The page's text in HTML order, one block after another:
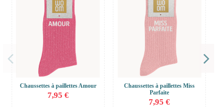
Chaussettes à paillettes Amour
7,95 €
Chaussettes à paillettes Miss
Parfaite
7,95 €